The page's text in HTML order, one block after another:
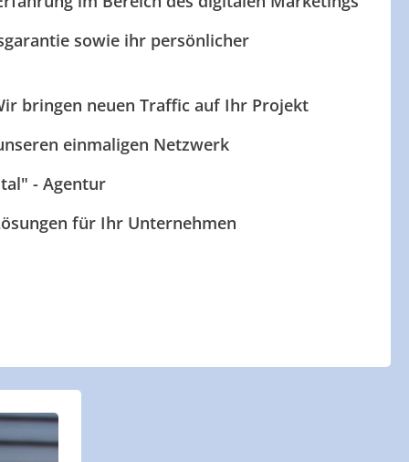
sowie ihr persönlicher
bringen neuen Traffic auf Ihr Projekt
einmaligen Netzwerk
- Agentur
für Ihr Unternehmen